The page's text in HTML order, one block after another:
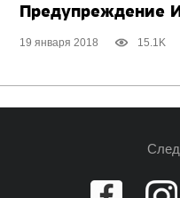
Предупреждение
19 января 2018 15.1K